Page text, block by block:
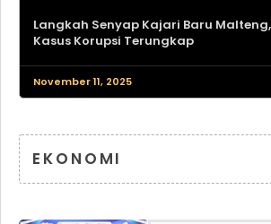
Langkah Senyap Kajari Baru
Kasus Korupsi Terungkap
November 11, 2025
EKONOMI